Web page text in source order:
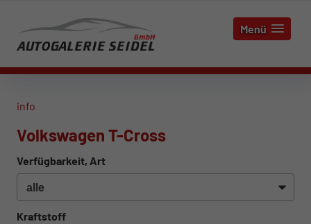
Menü
info
Volkswagen T-Cross
Verfügbarkeit, Art
Kraftstoff